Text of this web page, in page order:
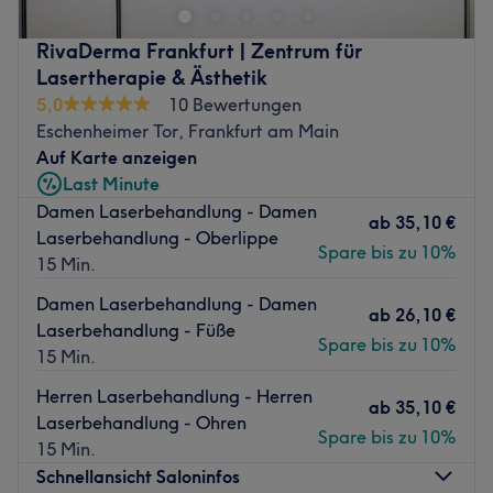
Expertinnen und Experten verschönern lassen. Buche dir
dafür ganz einfach und schnell deinen Wunschtermin
online mit Treatwell!
Die Praxis für Haut, Haar und Zähne im Frankfurter
Zentrum wurde im Jahr 2003 aus einer dermatologischen
Interessengruppe heraus gegründet. Das breite
Behandlungsspektrum umfasst sowohl medizinische, als
auch ästhetische Bereiche. Erfahrenes medizinisches
Fachpersonal berät dich rund um Laser-Haar- und
wesentliche Vorteil des Zentrums besteht in der
Vielschichtigkeit der technischen Ausstattung. So ist es
möglich, für jeden unterschiedlichen Hauttyp die beste
Variante auszuwählen. Hier kannst du dich zum Strahlen
bringen!
Zurück zur Salonansicht
RivaDerma Frankfurt | Zentrum für
Lasertherapie & Ästhetik
5,0
10 Bewertungen
Eschenheimer Tor, Frankfurt am Main
Auf Karte anzeigen
Last Minute
Damen Laserbehandlung - Damen
Laserbehandlung - Oberlippe
15 Min.
ab 35,10 €
Spare bis zu 10%
Damen Laserbehandlung - Damen
Laserbehandlung - Füße
15 Min.
ab 26,10 €
Spare bis zu 10%
Herren Laserbehandlung - Herren
Laserbehandlung - Ohren
15 Min.
ab 35,10 €
Spare bis zu 10%
Schnellansicht Saloninfos